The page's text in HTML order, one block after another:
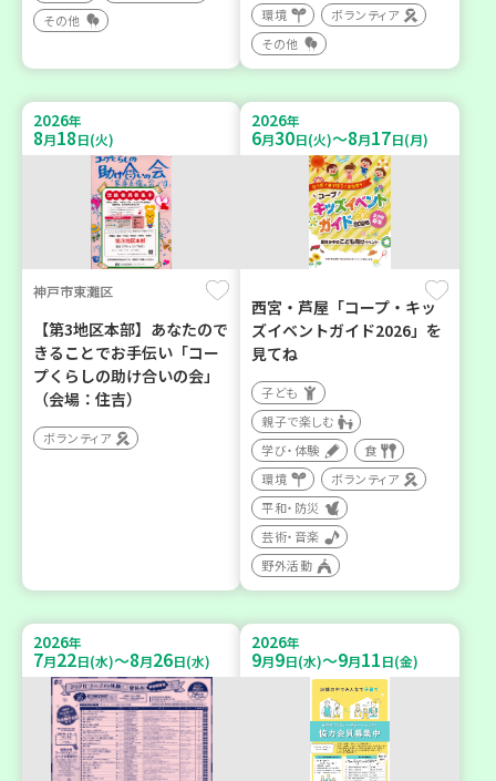
その他
環境
ボランティア
その他
2026年
8月18日(火)
神戸市東灘区
【第3地区本部】あなたので
きることでお手伝い「コー
プくらしの助け合いの会」
（会場：住吉）
ボランティア
2026年
6月30日(火)～8月17日(月)
西宮・芦屋「コープ・キッ
ズイベントガイド2026」を
見てね
子ども
親子で楽しむ
学び・体験
食
環境
ボランティア
平和・防災
芸術・音楽
野外活動
2026年
7月22日(水)～8月26日(水)
2026年
9月9日(水)～9月11日(金)